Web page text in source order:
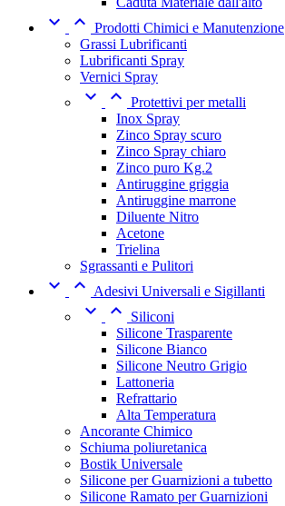
  Prodotti Chimici e Manutenzione
Grassi Lubrificanti
Lubrificanti Spray
Vernici Spray
  Protettivi per metalli
Inox Spray
Zinco Spray scuro
Zinco Spray chiaro
Zinco puro Kg.2
Antiruggine griggia
Antiruggine marrone
Diluente Nitro
Acetone
Trielina
Sgrassanti e Pulitori
  Adesivi Universali e Sigillanti
 
Siliconi
Silicone Trasparente
Silicone Bianco
Silicone Neutro Grigio
Lattoneria
Refrattario
Alta Temperatura
Ancorante Chimico
Schiuma poliuretanica
Bostik Universale
Silicone per Guarnizioni a tubetto
Silicone Ramato per Guarnizioni